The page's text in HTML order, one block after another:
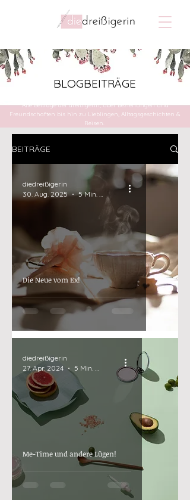
BLOGBEITRÄGE
Alle Beiträge der dreißigerin, über Beziehungen und
Freundschaften bis hin zu Lieblingen, Alltagsgeschichten &
Reisen.
BEITRÄGE
Die Neue vom Ex!
diedreißigerin
30. Aug. 2025
5 Min. Lesezeit
Me-Time und andere Lügen!
diedreißigerin
27. Apr. 2024
5 Min. Lesezeit